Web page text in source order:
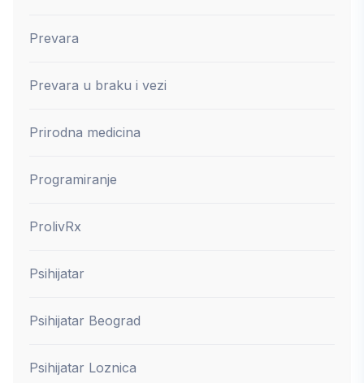
Prevara
Prevara u braku i vezi
Prirodna medicina
Programiranje
ProlivRx
Psihijatar
Psihijatar Beograd
Psihijatar Loznica